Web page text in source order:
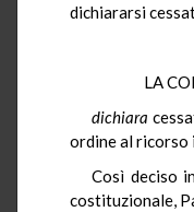
dichiararsi
LA
dichiara
ordine al ricorso
Così deciso
costituzionale,